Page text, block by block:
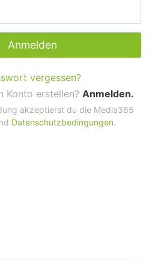
Anmelden
vergessen?
Konto erstellen? Anmelden.
akzeptierst du die Media365
Datenschutzbedingungen.